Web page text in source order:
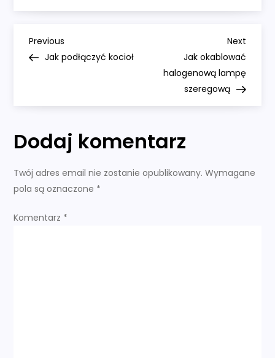
zbiornik
N
w
i
g
a
c
Previous
Post
Previous
Jak podłączyć kocioł
Next
Post
Next
Jak okablować
halogenową lampę
szeregową
Dodaj komentarz
Twój adres email nie zostanie opublikowany. Wymagane
pola są oznaczone *
Komentarz *